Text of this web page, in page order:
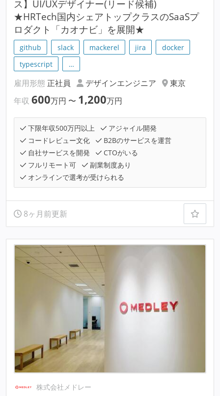
ス】UI/UXデザイナー(リード候補)
★HRTech国内シェアトップクラスのSaaSプ
ロダクト「カオナビ」を展開★
github slack mackerel jira
docker
typescript
…
雇用形態 正社員 デザインエンジニア
東京
年収 600万円 〜 1,200万円
下限年収500万円以上
アジャイル開発
コードレビュー文化
B2Bのサービスを運営
自社サービスを開発
CTOがいる
フルリモート可
副業制度あり
オンラインで選考が受けられる
8ヶ月前更新
株式会社メドレー